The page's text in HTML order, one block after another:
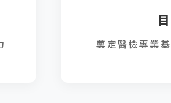
奠定醫檢專業